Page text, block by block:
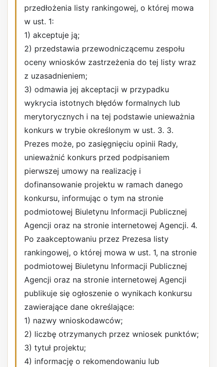
przedłożenia listy rankingowej, o której mowa
w ust. 1:
1) akceptuje ją;
2) przedstawia przewodniczącemu zespołu
oceny wniosków zastrzeżenia do tej listy wraz
z uzasadnieniem;
3) odmawia jej akceptacji w przypadku
wykrycia istotnych błędów formalnych lub
merytorycznych i na tej podstawie unieważnia
konkurs w trybie określonym w ust. 3. 3.
Prezes może, po zasięgnięciu opinii Rady,
unieważnić konkurs przed podpisaniem
pierwszej umowy na realizację i
dofinansowanie projektu w ramach danego
konkursu, informując o tym na stronie
podmiotowej Biuletynu Informacji Publicznej
Agencji oraz na stronie internetowej Agencji. 4.
Po zaakceptowaniu przez Prezesa listy
rankingowej, o której mowa w ust. 1, na stronie
podmiotowej Biuletynu Informacji Publicznej
Agencji oraz na stronie internetowej Agencji
publikuje się ogłoszenie o wynikach konkursu
zawierające dane określające:
1) nazwy wnioskodawców;
2) liczbę otrzymanych przez wniosek punktów;
3) tytuł projektu;
4) informację o rekomendowaniu lub